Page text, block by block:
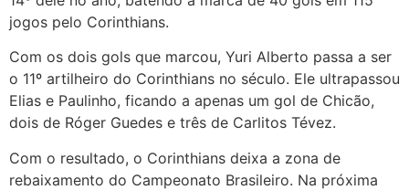
jogos pelo Corinthians.
Com os dois gols que marcou, Yuri Alberto passa a ser
o 11º artilheiro do Corinthians no século. Ele ultrapassou
Elias e Paulinho, ficando a apenas um gol de Chicão,
dois de Róger Guedes e três de Carlitos Tévez.
Com o resultado, o Corinthians deixa a zona de
rebaixamento do Campeonato Brasileiro. Na próxima